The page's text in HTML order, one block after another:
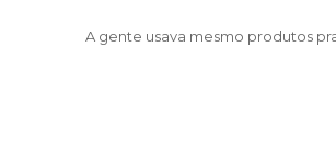
A gente usava mesmo produtos